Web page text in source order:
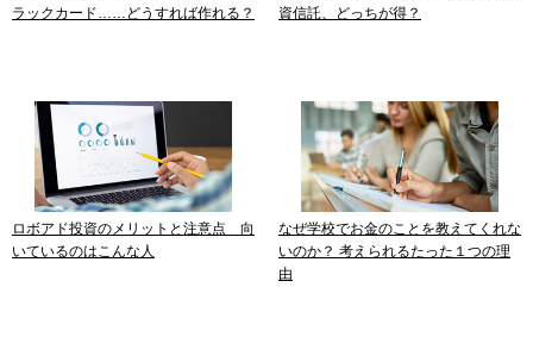
ラックカード……どうすれば作れる？
資信託、どっちが得？
ロボアド投資のメリットと注意点 向
いているのはこんな人
なぜ学校でお金のことを教えてくれな
いのか？ 考えられるたった１つの理
由